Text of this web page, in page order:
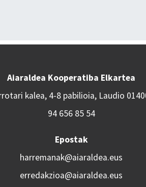
Aiaraldea Kooperatiba Elkartea
kalea, 4-8 pabilioia, Laudio
94 656 85 54
Epostak
harremanak@aiaraldea.eus
erredakzioa@aiaraldea.eus